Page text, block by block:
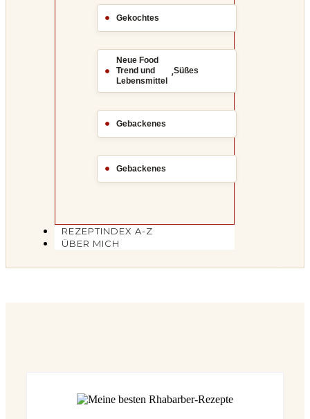
Gekochtes
Neue Food
Trend und
Lebensmittel
,Süßes
Gebackenes
Gebackenes
REZEPTINDEX A-Z
ÜBER MICH